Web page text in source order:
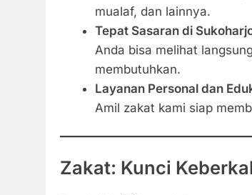
mualaf, dan lainnya.
Tepat Sasaran di
Anda bisa melihat
membutuhkan.
Layanan Personal dan
Amil zakat kami siap
Zakat: Kunci